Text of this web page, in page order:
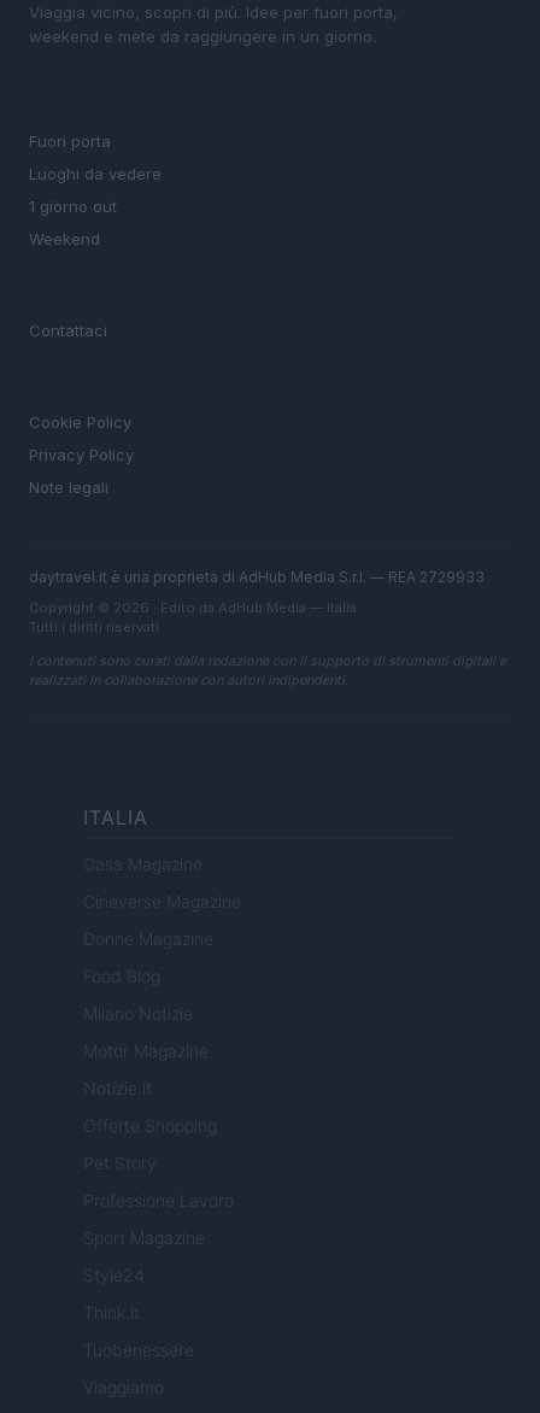
Viaggia vicino, scopri di più. Idee per fuori porta,
weekend e mete da raggiungere in un giorno.
Fuori porta
Luoghi da vedere
1 giorno out
Weekend
Contattaci
Cookie Policy
Privacy Policy
Note legali
daytravel.it è una proprietà di AdHub Media S.r.l. — REA 2729933
Copyright © 2026 · Edito da AdHub Media — Italia
Tutti i diritti riservati
I contenuti sono curati dalla redazione con il supporto di strumenti digitali e
realizzati in collaborazione con autori indipendenti.
ITALIA
Casa Magazine
Cineverse Magazine
Donne Magazine
Food Blog
Milano Notizie
Motor Magazine
Notizie.it
Offerte Shopping
Pet Story
Professione Lavoro
Sport Magazine
Style24
Think.it
Tuobenessere
Viaggiamo